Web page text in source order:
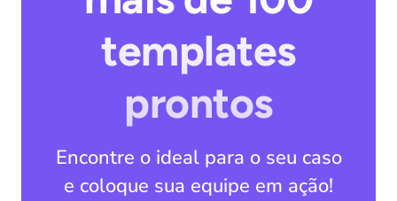
templates
prontos
Encontre o ideal para o seu caso
e coloque sua equipe em ação!